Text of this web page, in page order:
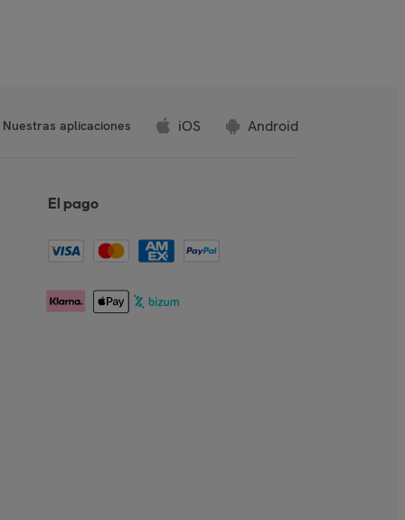
Nuestras aplicaciones iOS Android
El pago